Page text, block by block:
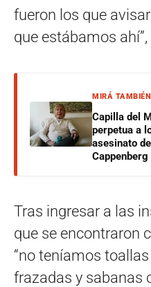
fueron los que
que estábamos ahí”,
MIRÁ TAMBIÉN
Capilla del
perpetua a
asesinato
Cappenberg
Tras ingresar a las
que se encontraron
“no teníamos
frazadas y sabanas